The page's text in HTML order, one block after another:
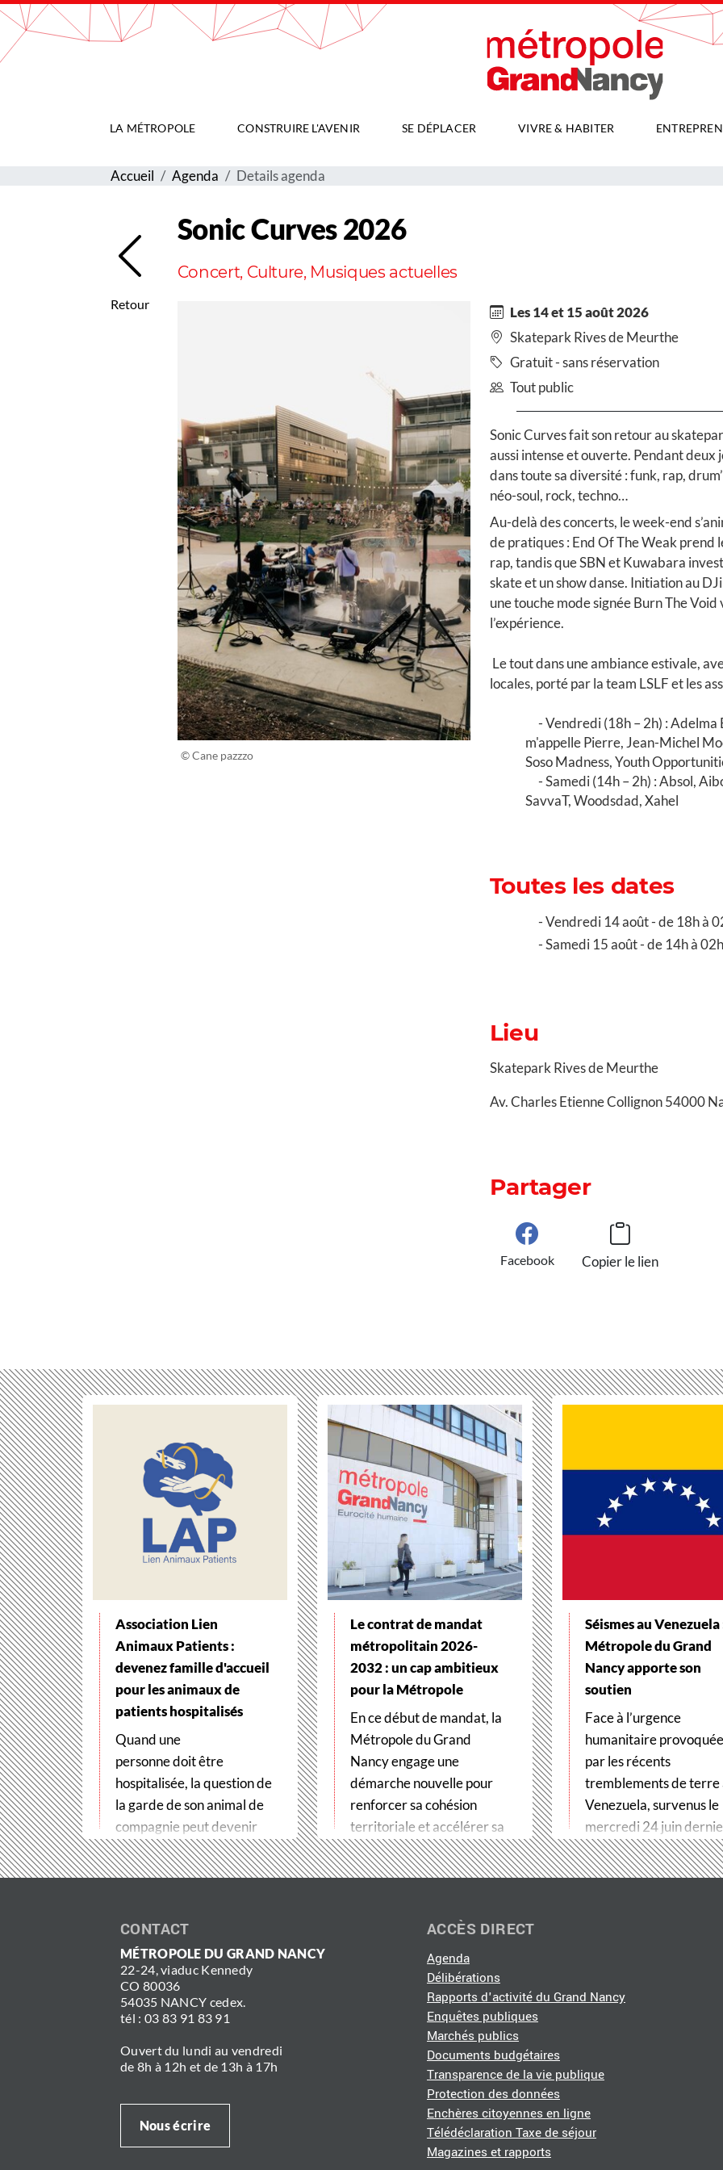
Gestion de vos préférences sur les cookies
LA MÉTROPOLE CONSTRUIRE L'AVENIR SE DÉPLACER VIVRE & HABITER
Accueil Agenda Details agenda
Retour
Sonic Curves 2026
Concert, Culture, Musiques actuelles
© Cane pazzzo
Les 14 et 15 août 2026
Skatepark Rives de Meurthe
Gratuit - sans réservation
Tout public
Sonic Curves fait son retour au
aussi intense et ouverte. Pendant deux
dans toute sa diversité : funk, rap,
néo-soul, rock, techno…
Au-delà des concerts, le week-end
de pratiques : End Of The Weak prend
rap, tandis que SBN et Kuwabara
skate et un show danse. Initiation au
une touche mode signée Burn The
l’expérience.
Le tout dans une ambiance estivale,
locales, porté par la team LSLF et les
Vendredi (18h – 2h) : Adelma
m'appelle Pierre, Jean-Michel
Soso Madness, Youth
Samedi (14h – 2h) : Absol,
SavvaT, Woodsdad, Xahel
Toutes les dates
Vendredi 14 août - de 18h à
Samedi 15 août - de 14h à 02h
Lieu
Skatepark Rives de Meurthe
Av. Charles Etienne Collignon 54000
Partager
Facebook Copier le lien
Association Lien
Animaux Patients :
devenez famille d'accueil
pour les animaux de
patients hospitalisés
Quand une
personne doit être
hospitalisée, la question de
la garde de son animal de
compagnie peut devenir
un véritable frein
aux soins. Pour…
Le contrat de mandat
métropolitain 2026-
2032 : un cap ambitieux
pour la Métropole
En ce début de mandat, la
Métropole du Grand
Nancy engage une
démarche nouvelle pour
renforcer sa cohésion
territoriale et accélérer sa
transformation…
Séismes au Venezuela
Métropole du Grand
Nancy apporte son
soutien
Face à l’urgence
humanitaire provoquée
par les récents
tremblements de terre
Venezuela, survenus le
mercredi 24 juin
Métropole du Grand…
CONTACT
MÉTROPOLE DU GRAND NANCY
22-24, viaduc Kennedy
CO 80036
54035 NANCY cedex.
tél : 03 83 91 83 91
Ouvert du lundi au vendredi
de 8h à 12h et de 13h à 17h
Nous écrire
ACCÈS DIRECT
Agenda
Délibérations
Rapports d'activité du Grand Nancy
Enquêtes publiques
Marchés publics
Documents budgétaires
Transparence de la vie publique
Protection des données
Enchères citoyennes en ligne
Télédéclaration Taxe de séjour
Magazines et rapports